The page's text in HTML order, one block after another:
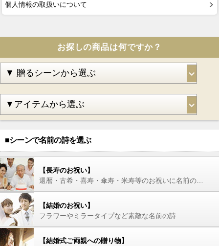
個人情報の取扱いについて
お探しの商品は何ですか？
■シーンで名前の詩を選ぶ
【長寿のお祝い】
【結婚のお祝い】
フラワーやミラータイプなど素敵な名前の詩
【結婚式ご両親への贈り物】